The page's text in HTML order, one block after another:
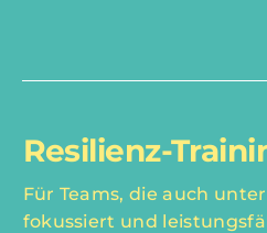
Resilienz-
Für Teams, die auch
fokussiert und